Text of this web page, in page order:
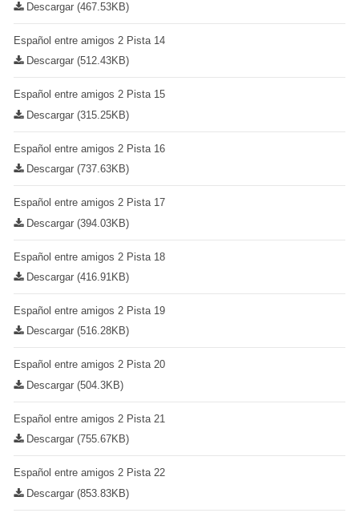
Descargar (467.53KB)
Español entre amigos 2 Pista 14
Descargar (512.43KB)
Español entre amigos 2 Pista 15
Descargar (315.25KB)
Español entre amigos 2 Pista 16
Descargar (737.63KB)
Español entre amigos 2 Pista 17
Descargar (394.03KB)
Español entre amigos 2 Pista 18
Descargar (416.91KB)
Español entre amigos 2 Pista 19
Descargar (516.28KB)
Español entre amigos 2 Pista 20
Descargar (504.3KB)
Español entre amigos 2 Pista 21
Descargar (755.67KB)
Español entre amigos 2 Pista 22
Descargar (853.83KB)